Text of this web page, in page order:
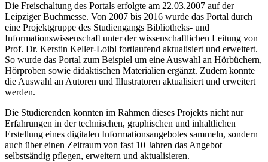
Die Freischaltung des Portals erfolgte am 22.03.2007 auf der
Leipziger Buchmesse. Von 2007 bis 2016 wurde das Portal durch
eine Projektgruppe des Studiengangs Bibliotheks- und
Informationswissenschaft unter der wissenschaftlichen Leitung von
Prof. Dr. Kerstin Keller-Loibl fortlaufend aktualisiert und erweitert.
So wurde das Portal zum Beispiel um eine Auswahl an Hörbüchern,
Hörproben sowie didaktischen Materialien ergänzt. Zudem konnte
die Auswahl an Autoren und Illustratoren aktualisiert und erweitert
werden.
Die Studierenden konnten im Rahmen dieses Projekts nicht nur
Erfahrungen in der technischen, graphischen und inhaltlichen
Erstellung eines digitalen Informationsangebotes sammeln, sondern
auch über einen Zeitraum von fast 10 Jahren das Angebot
selbstsändig pflegen, erweitern und aktualisieren.